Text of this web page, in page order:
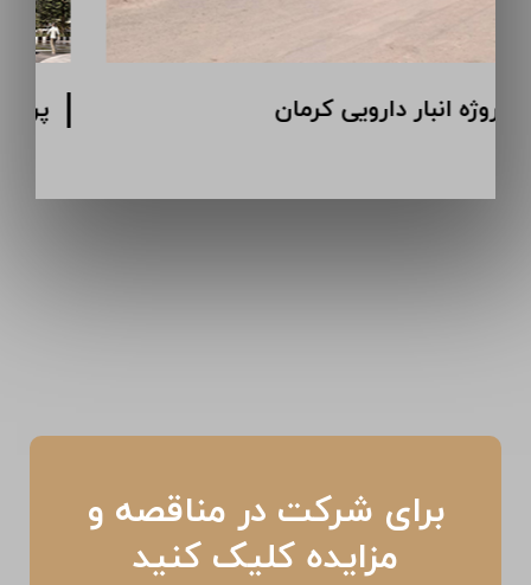
پروژه انبار دارویی کرمان
برای شرکت در مناقصه و
مزایده کلیک کنید